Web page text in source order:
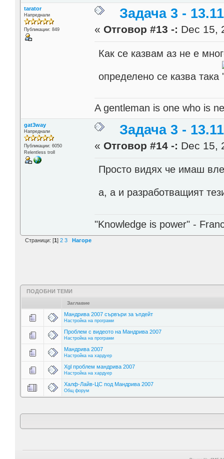
tarator
Напреднали
Публикации: 849
Задача 3 -
« Отговор #13 -: Dec 15,
Как се казвам аз не е
определено се казва така
A gentleman is one who is
gat3way
Напреднали
Публикации: 6050
Relentless troll
Задача 3 -
« Отговор #14 -: Dec 15,
Просто видях че имаш
a, а и разработващият
"Knowledge is power" -
Страници: [1] 2 3 Нагоре
ПОДОБНИ ТЕМИ
Заглавие
Мандрива 2007 сървъри за ъпдейт
Настройка на програми
Проблем с видеото на Мандрива 2007
Настройка на програми
Мандрива 2007
Настройка на хардуер
Xgl проблем мандрива 2007
Настройка на хардуер
Халф-Лайв-ЦС под Мандрива 2007
Общ форум